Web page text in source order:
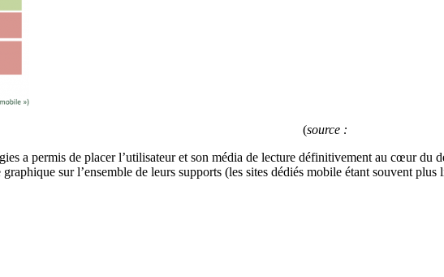
(source :
a permis de placer l’utilisateur et son média de lecture définitivement au cœur du
sur l’ensemble de leurs supports (les sites dédiés mobile étant souvent